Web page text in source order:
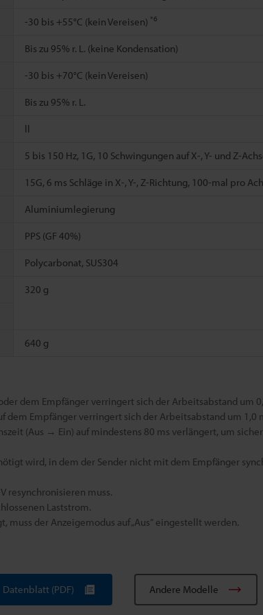
-30 bis +55°C (kein Vereisen) *6
Bis zu 95% r. L. (keine Kondensation)
-30 bis +70°C (kein Vereisen)
Bis zu 95% r. L.
ll
5 bis 150 Hz, 1G, 10 Schwingungen auf X-, Y- und Z-
15G, 6 ms Schläge in X-, Y-, Z-Richtung, 100-mal pro
Aluminiumlegierung
PPS (GF 40%)
Polycarbonat, SUS304
320 g
640 g
dem Empfänger verringert sich der Arbeitsabstand um
dem Empfänger verringert sich der Arbeitsabstand um 1,0
(Aus → Ein) auf mindestens 80 ms verlängert, um
wird, in dem der Sender nicht mit dem Empfänger
resynchronisieren muss.
Laststrom.
der Anzeigemodus auf „Aus“ eingestellt werden.
Datenblatt (PDF) Andere Modelle